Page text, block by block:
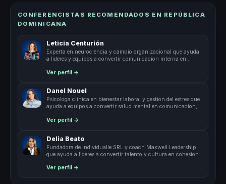
CONFERENCISTAS RECOMENDADOS EN REPÚBLICA
DOMINICANA
Leticia Centurión
Experta en neurociencia y cambio organizacional que ayuda
a lideres y equipos a convertir comunicacion interna en
Ver perfil →
Danel Nouel
Psicologa clinica en bienestar laboral y gestion del estres que
ayuda a equipos a convertir salud mental en comunicacion,
Ver perfil →
Delia Beato
Fundadora de Individualle SRL y coach Maxwell Leadership
que ayuda a lideres a convertir talento y cultura en cohesion,
Ver perfil →